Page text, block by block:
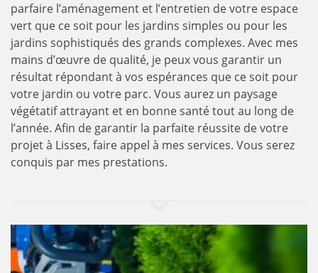
parfaire l’aménagement et l’entretien de votre espace
vert que ce soit pour les jardins simples ou pour les
jardins sophistiqués des grands complexes. Avec mes
mains d’œuvre de qualité, je peux vous garantir un
résultat répondant à vos espérances que ce soit pour
votre jardin ou votre parc. Vous aurez un paysage
végétatif attrayant et en bonne santé tout au long de
l’année. Afin de garantir la parfaite réussite de votre
projet à Lisses, faire appel à mes services. Vous serez
conquis par mes prestations.